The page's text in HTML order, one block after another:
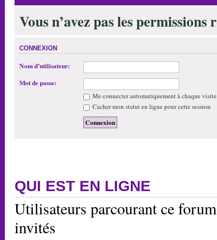
Vous n’avez pas les
CONNEXION
Nom d’utilisateur:
Mot de passe:
Me connecter automatiquement à chaque visite
Cacher mon statut en ligne pour cette session
QUI EST EN LIGNE
Utilisateurs parcourant ce
invités